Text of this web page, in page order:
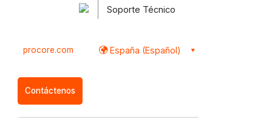
Soporte Técnico
procore.com España (Español)
Contáctenos